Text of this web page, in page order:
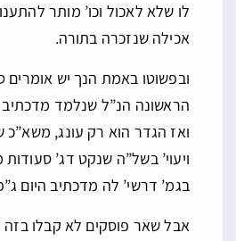
לו שלא לאכול וכו’ מותר
אכילה שנזכרה בתורה.
ובפשוטו באמת הנך יש אומרים
הראשונה הנ”ל שנלמד
ואז הגדר הוא רק עונג, משא”כ
ויעוי’ בשל”ה שנקט דג’
בגמ’ דרשי’ לה מדכתיב היום
אבל שאר פוסקים לא קבלו